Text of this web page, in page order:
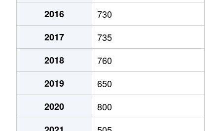
2016
730
2017
735
2018
760
2019
650
2020
800